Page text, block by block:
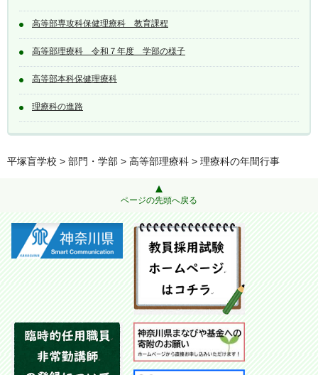
高等部専攻科保健理療科 教育課程
高等部理療科 令和７年度 学部の様子
高等部本科保健理療科
理療科の進路
平塚盲学校 > 部門・学部 > 高等部理療科 > 理療科の年間行事
ページの先頭へ戻る